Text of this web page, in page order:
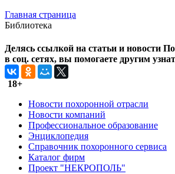
Главная страница
Библиотека
Делясь ссылкой на статьи и новости
в соц. сетях, вы помогаете другим
18+
Новости похоронной отрасли
Новости компаний
Профессиональное образование
Энциклопедия
Справочник похоронного сервиса
Каталог фирм
Проект "НЕКРОПОЛЬ"